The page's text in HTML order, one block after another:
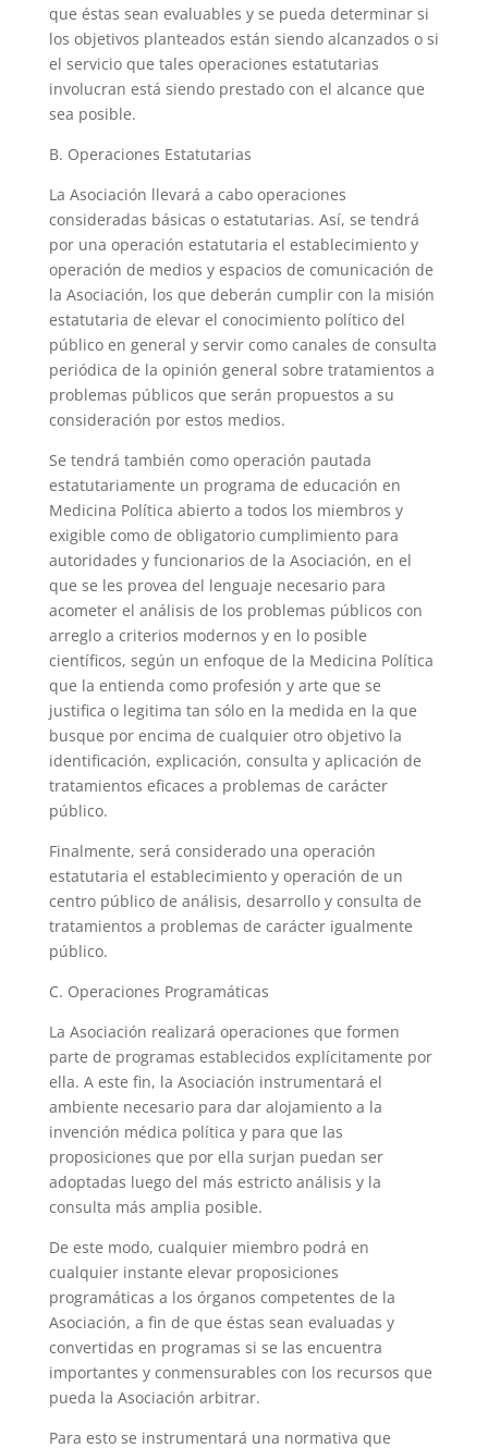
que éstas sean evaluables y se pueda determinar si
los objetivos planteados están siendo alcanzados o si
el servicio que tales operaciones estatutarias
involucran está siendo prestado con el alcance que
sea posible.
B. Operaciones Estatutarias
La Asociación llevará a cabo operaciones
consideradas básicas o estatutarias. Así, se tendrá
por una operación estatutaria el establecimiento y
operación de medios y espacios de comunicación de
la Asociación, los que deberán cumplir con la misión
estatutaria de elevar el conocimiento político del
público en general y servir como canales de consulta
periódica de la opinión general sobre tratamientos a
problemas públicos que serán propuestos a su
consideración por estos medios.
Se tendrá también como operación pautada
estatutariamente un programa de educación en
Medicina Política abierto a todos los miembros y
exigible como de obligatorio cumplimiento para
autoridades y funcionarios de la Asociación, en el
que se les provea del lenguaje necesario para
acometer el análisis de los problemas públicos con
arreglo a criterios modernos y en lo posible
científicos, según un enfoque de la Medicina Política
que la entienda como profesión y arte que se
justifica o legitima tan sólo en la medida en la que
busque por encima de cualquier otro objetivo la
identificación, explicación, consulta y aplicación de
tratamientos eficaces a problemas de carácter
público.
Finalmente, será considerado una operación
estatutaria el establecimiento y operación de un
centro público de análisis, desarrollo y consulta de
tratamientos a problemas de carácter igualmente
público.
C. Operaciones Programáticas
La Asociación realizará operaciones que formen
parte de programas establecidos explícitamente por
ella. A este fin, la Asociación instrumentará el
ambiente necesario para dar alojamiento a la
invención médica política y para que las
proposiciones que por ella surjan puedan ser
adoptadas luego del más estricto análisis y la
consulta más amplia posible.
De este modo, cualquier miembro podrá en
cualquier instante elevar proposiciones
programáticas a los órganos competentes de la
Asociación, a fin de que éstas sean evaluadas y
convertidas en programas si se las encuentra
importantes y conmensurables con los recursos que
pueda la Asociación arbitrar.
Para esto se instrumentará una normativa que